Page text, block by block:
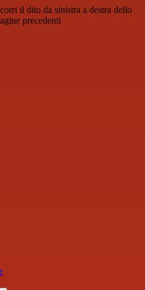
il dito da sinistra a destra dello
precedenti